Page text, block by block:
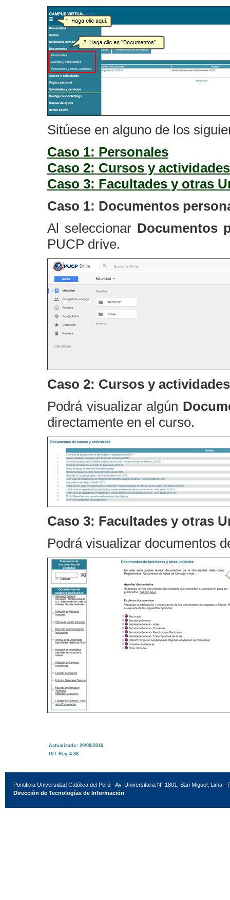
Sitúese en alguno de los
Caso 1: Personales
Caso 2: Cursos y actividades
Caso 3: Facultades y otras
Caso 1: Documentos
Al seleccionar Documentos
PUCP drive.
Caso 2: Cursos y actividades
Podrá visualizar algún
directamente en el curso.
Caso 3: Facultades y otras
Podrá visualizar documentos
Actualizado: 29/08/2016
DIT-Reg-4.36
Pontificia Universidad Católica del Perú - Av. Universitaria N° 1801, San Miguel, Lima -
Dirección de Tecnologías de Información